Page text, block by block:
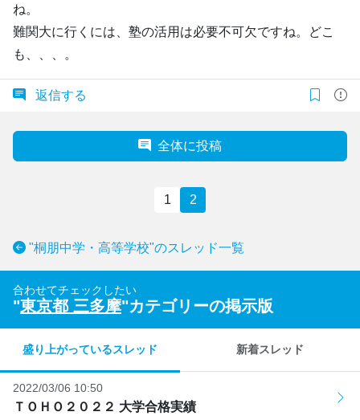
ね。
難関大に行くには、塾の活用は必要不可欠ですね。どこ
も、、、。
返信する
全体に投稿
1 2
"桐朋中学・高等学校"のスレッド一覧
合わせてチェックしたい
"東京都 三多摩"カテゴリーの掲示版
盛り上がっているスレッド 新着スレッド
2022/03/06 10:50
ＴＯＨＯ２０２２ 大学合格実績